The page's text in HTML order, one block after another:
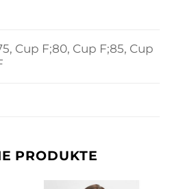
Cup F;80, Cup F;85, Cup
PRODUKTE